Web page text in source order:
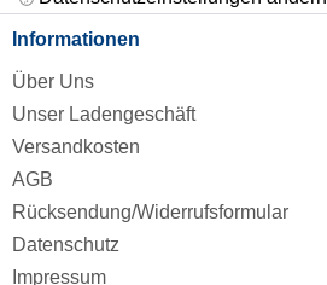
Informationen
Über Uns
Unser Ladengeschäft
Versandkosten
AGB
Rücksendung/Widerrufsformular
Datenschutz
Impressum